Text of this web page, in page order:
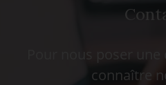
Pour nous poser
connaître